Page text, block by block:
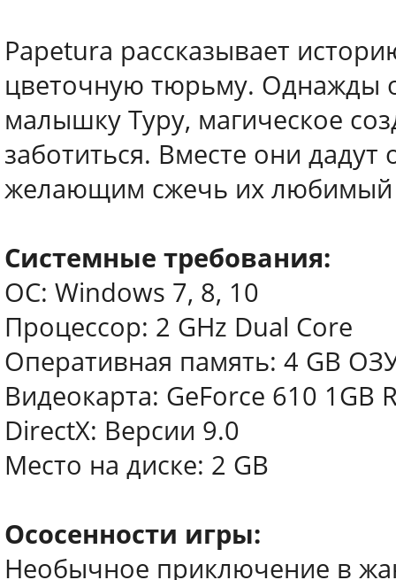
Papetura рассказывает
цветочную тюрьму. Однажды
малышку Туру, магическое
заботиться. Вместе они
желающим сжечь их
Системные требования:
ОС: Windows 7, 8, 10
Процессор: 2 GHz Dual Core
Оперативная память: 4 GB
Видеокарта: GeForce 610 1GB
DirectX: Версии 9.0
Место на диске: 2 GB
Ососенности игры:
Необычное приключение в